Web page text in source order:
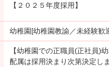
【２０２５年度採用】
幼稚園[幼稚園教諭／未経験歓
【幼稚園での正職員(正社員)
配属は採用決まり次第決定し